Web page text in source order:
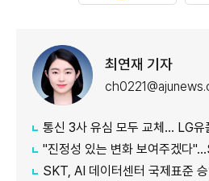
최연재 기자
통신 3사 유심 모두 교체… LG유플러스 'IMSI
"진정성 있는 변화 보여주겠다
SKT, AI 데이터센터 국제표준 승인…